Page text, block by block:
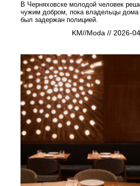
В Черняховске молодой человек
чужим добром, пока владельцы дома
был задержан полицией.
KM//Moda // 2026-